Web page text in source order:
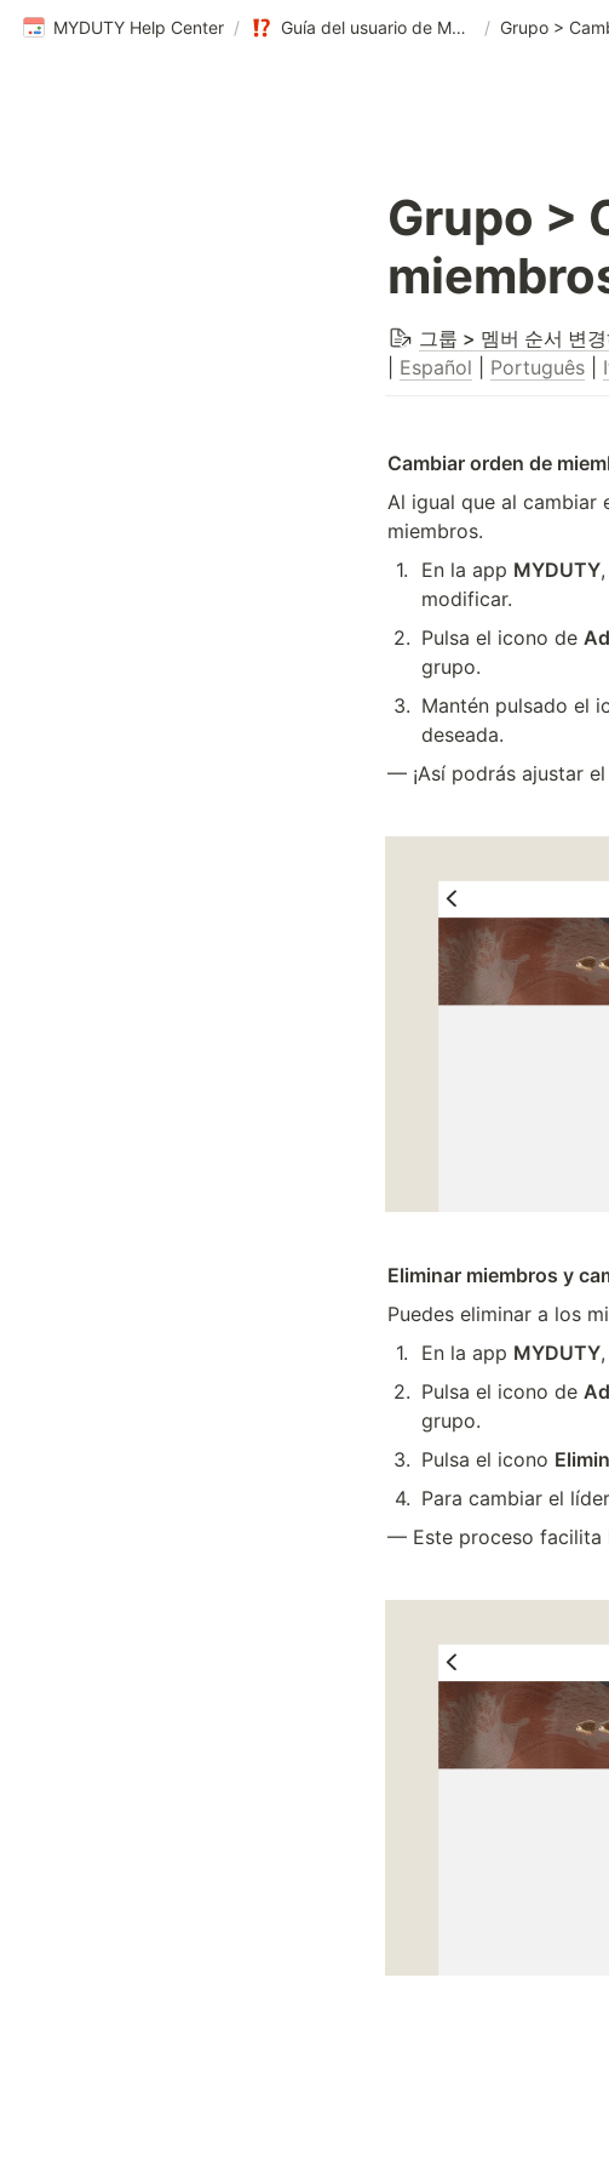
MYDUTY Help Center / Guía del usuario de MYDUTY /
Grupo >
그룹 > 멤버 순서 변
Español Português
Cambiar orden de
Al igual que al cambiar
miembros.
1. En la app MYDUTY
modificar.
2. Pulsa el icono de
grupo.
3. Mantén pulsado el
deseada.
— ¡Así podrás ajustar
Eliminar miembros y
Puedes eliminar a los
1. En la app MYDUTY
2. Pulsa el icono de
grupo.
3. Pulsa el icono
4. Para cambiar el
— Este proceso facilita